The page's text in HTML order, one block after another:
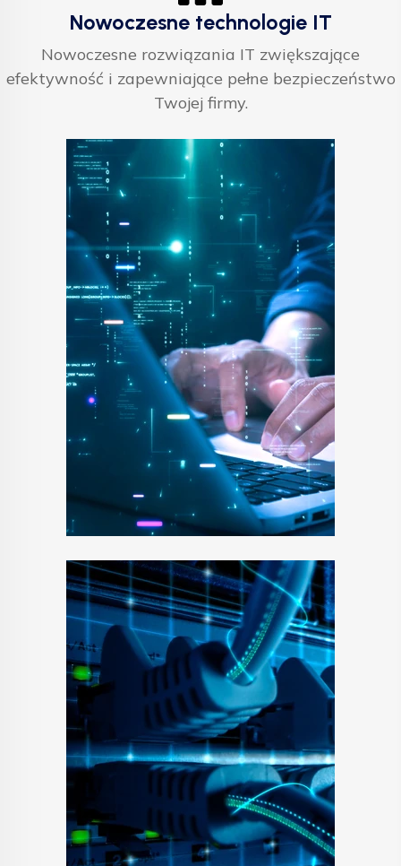
Nowoczesne technologie IT
Nowoczesne rozwiązania IT zwiększające
efektywność i zapewniające pełne bezpieczeństwo
Twojej firmy.